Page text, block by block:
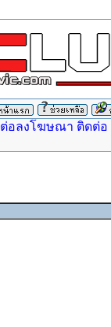
ลงโฆษณา ติดต่อ